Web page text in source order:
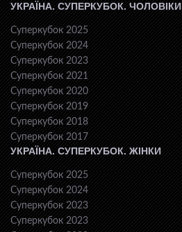
УКРАЇНА. СУПЕРКУБОК. ЧОЛОВІКИ
Суперкубок 2025
Суперкубок 2024
Суперкубок 2023
Суперкубок 2021
Суперкубок 2020
Суперкубок 2019
Суперкубок 2018
Суперкубок 2017
УКРАЇНА. СУПЕРКУБОК. ЖІНКИ
Суперкубок 2025
Суперкубок 2024
Суперкубок 2023
Суперкубок 2023